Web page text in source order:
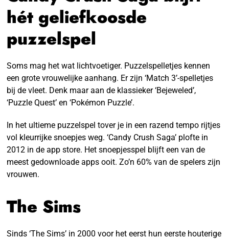
hét geliefkoosde
puzzelspel
Soms mag het wat lichtvoetiger. Puzzelspelletjes kennen
een grote vrouwelijke aanhang. Er zijn ‘Match 3’-spelletjes
bij de vleet. Denk maar aan de klassieker ‘Bejeweled’,
‘Puzzle Quest’ en ‘Pokémon Puzzle’.
In het ultieme puzzelspel tover je in een razend tempo rijtjes
vol kleurrijke snoepjes weg. ‘Candy Crush Saga’ plofte in
2012 in de app store. Het snoepjesspel blijft een van de
meest gedownloade apps ooit. Zo’n 60% van de spelers zijn
vrouwen.
The Sims
Sinds ‘The Sims’ in 2000 voor het eerst hun eerste houterige